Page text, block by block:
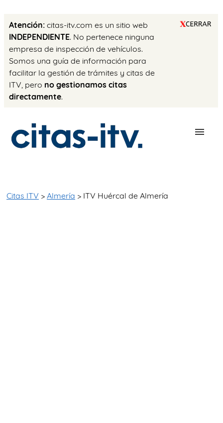
Atención: citas-itv.com es un sitio web
INDEPENDIENTE. No pertenece ninguna
empresa de inspección de vehículos.
Somos una guía de información para
facilitar la gestión de trámites y citas de
ITV, pero no gestionamos citas
directamente.
Citas ITV > Almería > ITV Huércal de Almería